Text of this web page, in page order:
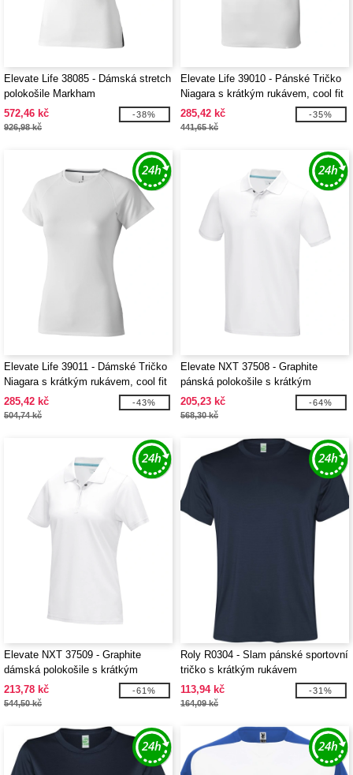
Elevate Life 38085 - Dámská stretch
polokošile Markham
572,46 kč
926,98 kč
-38%
Elevate Life 39010 - Pánské Tričko
Niagara s krátkým rukávem, cool fit
285,42 kč
441,65 kč
-35%
Elevate Life 39011 - Dámské Tričko
Niagara s krátkým rukávem, cool fit
285,42 kč
504,74 kč
-43%
Elevate NXT 37508 - Graphite
pánská polokošile s krátkým
rukávem z organického materiálu
GOTS
205,23 kč
568,30 kč
-64%
Elevate NXT 37509 - Graphite
dámská polokošile s krátkým
rukávem z organického materiálu
GOTS
213,78 kč
544,50 kč
-61%
Roly R0304 - Slam pánské sportovní
tričko s krátkým rukávem
113,94 kč
164,09 kč
-31%